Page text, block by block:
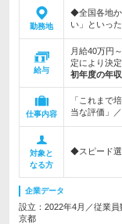
勤務地
◆全国各地
い」といっ
給与
月給40万円
定により決
初年度の年収
仕事内容
「これまで
当な評価」
対象と
なる方
◆スピード
企業データ
設立：2022年4月／従業
京都